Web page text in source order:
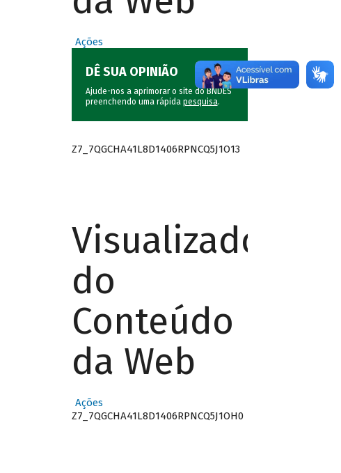
Ações
DÊ SUA OPINIÃO
Ajude-nos a aprimorar o site do BNDES
preenchendo uma rápida pesquisa.
Z7_7QGCHA41L8D1406RPNCQ5J1O13
Visualizador
do
Conteúdo
da Web
Ações
Z7_7QGCHA41L8D1406RPNCQ5J1OH0